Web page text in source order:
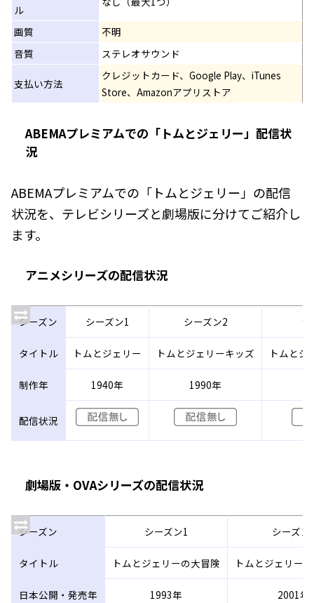
ル
画質
不明
音質
ステレオサウンド
支払い方法
クレジットカード、Google Play、iTunes
Store、Amazonアプリストア
ABEMAプレミアムでの「トムとジェリー」配信状
況
ABEMAプレミアムでの「トムとジェリー」の配信
状況を、テレビシリーズと劇場版に分けてご紹介し
ます。
アニメシリーズの配信状況
シーズン シーズン1 シーズン2 シ
タイトル トムとジェリー トムとジェリーキッズ トムとジ
制作年 1940年 1990年
配信状況
劇場版・OVAシリーズの配信状況
シーズン シーズン1 シーズン
タイトル トムとジェリーの大冒険 トムとジェリー
日本公開・発売年 1993年 2001年